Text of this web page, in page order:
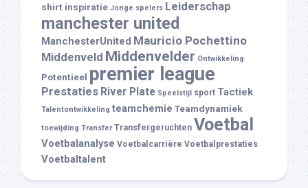
shirt inspiratie Jonge spelers Leiderschap
manchester united
ManchesterUnited Mauricio Pochettino
Middenveld Middenvelder Ontwikkeling
Potentieel premier league
Prestaties River Plate Speelstijl sport Tactiek
Talentontwikkeling teamchemie Teamdynamiek
toewijding Transfer Transfergeruchten Voetbal
Voetbalanalyse Voetbalcarrière Voetbalprestaties
Voetbaltalent